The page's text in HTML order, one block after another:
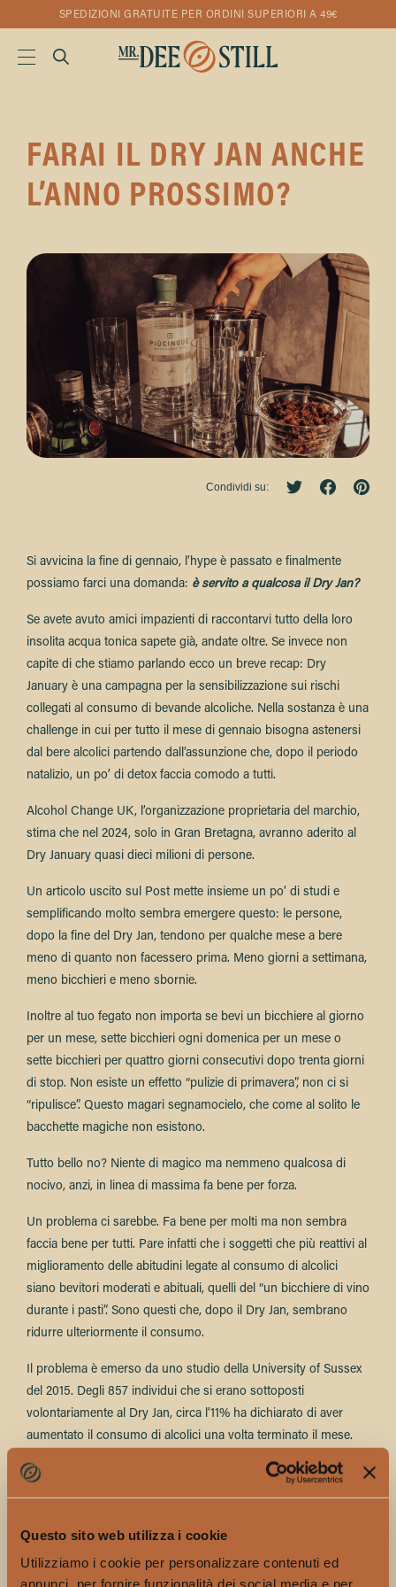
Questo sito web utilizza i cookie
Utilizziamo i cookie per personalizzare contenuti ed
annunci, per fornire funzionalità dei social media e per
SPEDIZIONI GRATUITE PER ORDINI SUPERIORI A 49€
FARAI IL DRY JAN ANCHE
L’ANNO PROSSIMO?
Condividi su:
Si avvicina la fine di gennaio, l’hype è passato e finalmente
possiamo farci una domanda: è servito a qualcosa il Dry Jan?
Se avete avuto amici impazienti di raccontarvi tutto della loro
insolita acqua tonica sapete già, andate oltre. Se invece non
capite di che stiamo parlando ecco un breve recap: Dry
January è una campagna per la sensibilizzazione sui rischi
collegati al consumo di bevande alcoliche. Nella sostanza è una
challenge in cui per tutto il mese di gennaio bisogna astenersi
dal bere alcolici partendo dall’assunzione che, dopo il periodo
natalizio, un po’ di detox faccia comodo a tutti.
Alcohol Change UK, l’organizzazione proprietaria del marchio,
stima che nel 2024, solo in Gran Bretagna, avranno aderito al
Dry January quasi dieci milioni di persone.
Un articolo uscito sul Post mette insieme un po’ di studi e
semplificando molto sembra emergere questo: le persone,
dopo la fine del Dry Jan, tendono per qualche mese a bere
meno di quanto non facessero prima. Meno giorni a settimana,
meno bicchieri e meno sbornie.
Inoltre al tuo fegato non importa se bevi un bicchiere al giorno
per un mese, sette bicchieri ogni domenica per un mese o
sette bicchieri per quattro giorni consecutivi dopo trenta giorni
di stop. Non esiste un effetto “pulizie di primavera”, non ci si
“ripulisce”. Questo magari segnamocielo, che come al solito le
bacchette magiche non esistono.
Tutto bello no? Niente di magico ma nemmeno qualcosa di
nocivo, anzi, in linea di massima fa bene per forza.
Un problema ci sarebbe. Fa bene per molti ma non sembra
faccia bene per tutti. Pare infatti che i soggetti che più reattivi al
miglioramento delle abitudini legate al consumo di alcolici
siano bevitori moderati e abituali, quelli del “un bicchiere di vino
durante i pasti”. Sono questi che, dopo il Dry Jan, sembrano
ridurre ulteriormente il consumo.
Il problema è emerso da uno studio della University of Sussex
del 2015. Degli 857 individui che si erano sottoposti
volontariamente al Dry Jan, circa l’11% ha dichiarato di aver
aumentato il consumo di alcolici una volta terminato il mese.
Sembrerebbe che interrompere drasticamente il consumo di
alcolici in soggetti vicini alla dipendenza possa comportare il
poi, quando ricominci, finisici a bere più di prima.